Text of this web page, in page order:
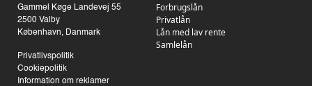
Gammel Køge Landevej 55
2500 Valby
København, Danmark
Privatlivspolitik
Cookiepolitik
Information om reklamer
Forbrugslån
Privatlån
Lån med lav rente
Samlelån